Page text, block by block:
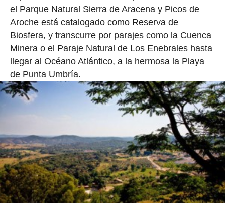
el Parque Natural Sierra de Aracena y Picos de
Aroche está catalogado como Reserva de
Biosfera, y transcurre por parajes como la Cuenca
Minera o el Paraje Natural de Los Enebrales hasta
llegar al Océano Atlántico, a la hermosa la Playa
de Punta Umbría.